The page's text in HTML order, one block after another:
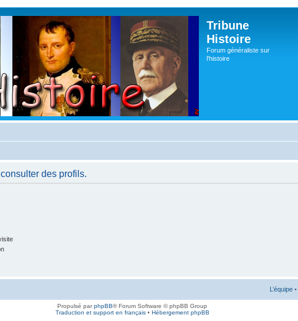
Tribune
Histoire
Forum généraliste sur
l'histoire
des profils.
L’équipe •
Propulsé parphpBB® Forum Software © phpBB Group
Traduction et support en français• Hébergement phpBB